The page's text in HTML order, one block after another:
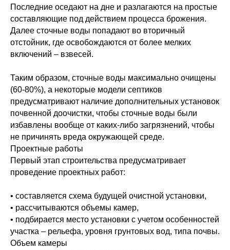
Последние оседают на дне и разлагаются на простые
составляющие под действием процесса брожения.
Далее сточные воды попадают во вторичный
отстойник, где освобождаются от более мелких
включений – взвесей.
Таким образом, сточные воды максимально очищены
(60-80%), а некоторые модели септиков
предусматривают наличие дополнительных установок
почвенной доочистки, чтобы сточные воды были
избавлены вообще от каких-либо загрязнений, чтобы
не причинять вреда окружающей среде.
Проектные работы
Первый этап строительства предусматривает
проведение проектных работ:
• составляется схема будущей очистной установки,
• рассчитываются объемы камер,
• подбирается место установки с учетом особенностей
участка – рельефа, уровня грунтовых вод, типа почвы.
Объем камеры